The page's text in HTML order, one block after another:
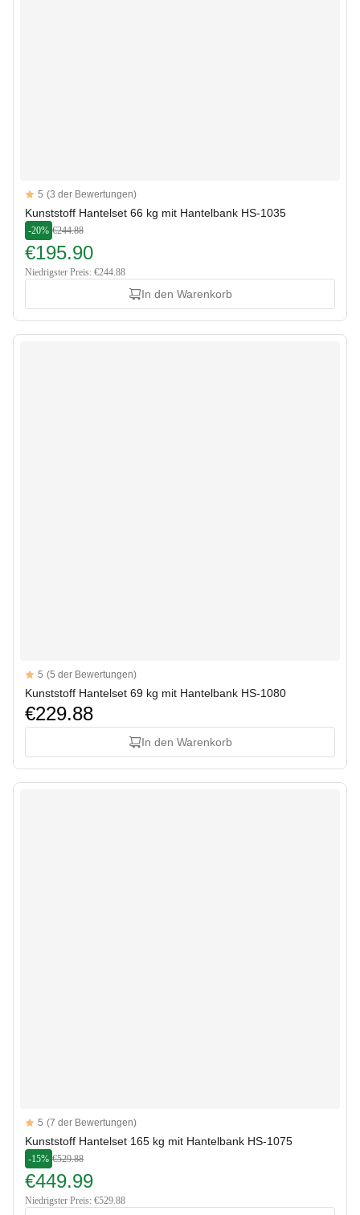
Reviews
5 out of 5 stars
5 (3 der Bewertungen)
Kunststoff Hantelset 66 kg mit Hantelbank HS-1035
-20% €244.88
€195.90
Niedrigster Preis: €244.88
In den Warenkorb
Reviews
5 out of 5 stars
5 (5 der Bewertungen)
Kunststoff Hantelset 69 kg mit Hantelbank HS-1080
€229.88
In den Warenkorb
Reviews
5 out of 5 stars
5 (7 der Bewertungen)
Kunststoff Hantelset 165 kg mit Hantelbank HS-1075
-15% €529.88
€449.99
Niedrigster Preis: €529.88